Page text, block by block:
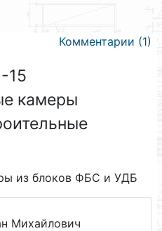
Комментарии (1)
15
камеры
из блоков ФБС и УДБ
Михайлович